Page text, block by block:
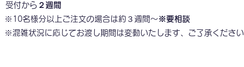
受付から ２週間
※10名様分以上ご注文の場合は約３週間～※要相談
※混雑状況に応じてお渡し期間は変動いたします、ご了承ください